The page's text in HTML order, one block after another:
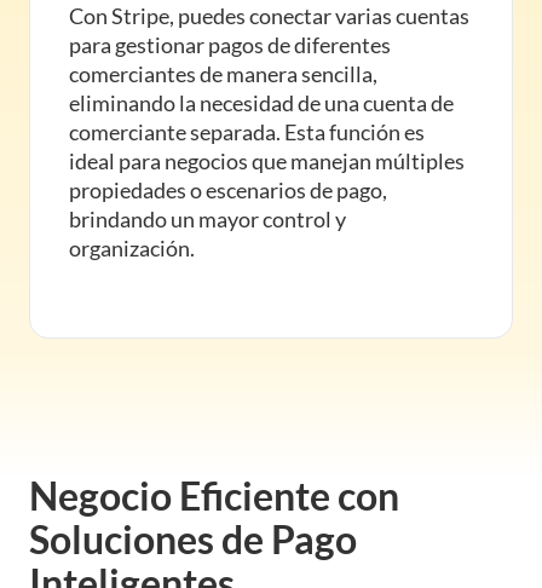
Con Stripe, puedes conectar varias cuentas
para gestionar pagos de diferentes
comerciantes de manera sencilla,
eliminando la necesidad de una cuenta de
comerciante separada. Esta función es
ideal para negocios que manejan múltiples
propiedades o escenarios de pago,
brindando un mayor control y
organización.
Negocio Eficiente con
Soluciones de Pago